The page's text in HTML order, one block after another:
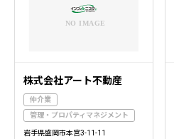
株式会社アート不動産
仲介業
管理・プロパティマネジメント
岩手県盛岡市本宮3-11-11